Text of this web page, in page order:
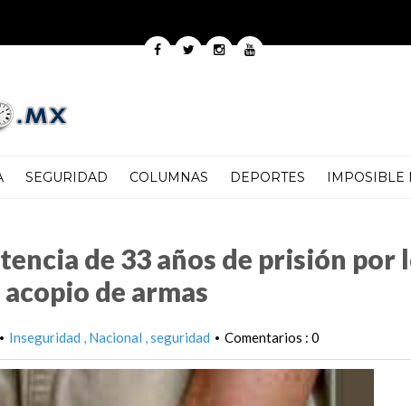
SEGURIDAD COLUMNAS DEPORTES IMPOSIBLE
de 33 años de prisión por
de armas
• Inseguridad Nacional seguridad • Comentarios : 0